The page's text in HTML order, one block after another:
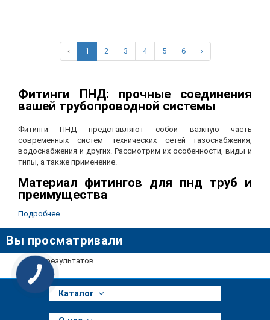
‹ 1 2 3 4 5 6 ›
Фитинги ПНД: прочные соединения
вашей трубопроводной системы
Фитинги ПНД представляют собой важную часть
современных систем технических сетей газоснабжения,
водоснабжения и других. Рассмотрим их особенности, виды и
типы, а также применение.
Материал фитингов для пнд труб и
преимущества
Фитинги для полиэтиленовых труб производятся из
полиэтилена низкого давления, что обеспечивает им
повышенную прочность, а также устойчивость к внешним
факторам. Приведем основные их преимущества:
Прочность соединения: Они обеспечивают крепкие и
герметичные соединения труб между собой, что
предотвращает возможные утечки и гарантирует
долговечность системы.
Подробнее...
Вы просматривали
Нет результатов.
Каталог